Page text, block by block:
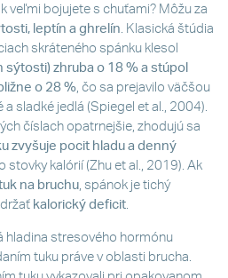
veľmi bojujete s chuťami? Môžu za
leptín a ghrelín . Klasická štúdia
skráteného spánku klesol
sýtosti) zhruba o 18 % a stúpol
o 28 % , čo sa prejavilo väčšou
sladké jedlá (Spiegel et al., 2004).
číslach opatrnejšie, zhodujú sa
zvyšuje pocit hladu a denný
stovky kalórií (Zhu et al., 2019). Ak
na bruchu , spánok je tichý
kalorický deficit
hladina stresového hormónu
tuku práve v oblasti brucha.